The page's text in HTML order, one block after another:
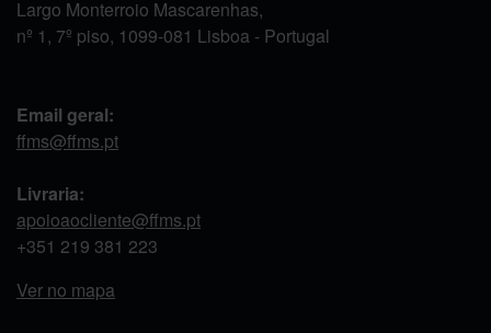
Largo Monterroio Mascarenhas,
nº 1, 7º piso, 1099-081 Lisboa - Portugal
Email geral:
ffms@ffms.pt
Livraria:
apoioaocliente@ffms.pt
+351 219 381 223
Ver no mapa